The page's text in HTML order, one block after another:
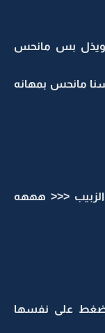
ويذل بس مانحس
مانحس بمهانه
<<< هههه
على نفسها